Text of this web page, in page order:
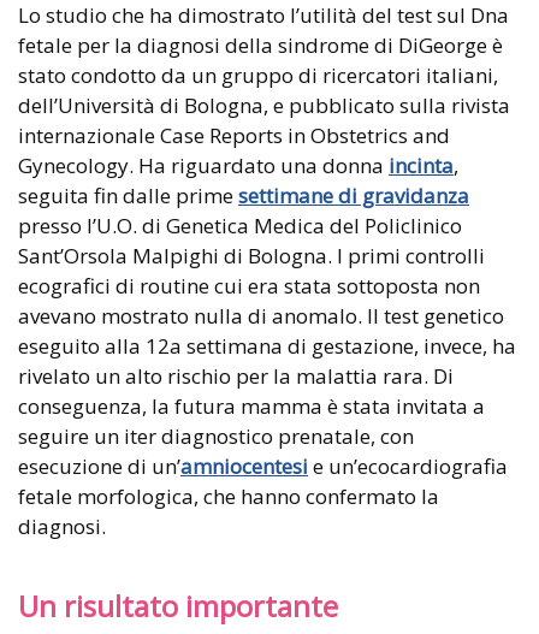
Lo studio che ha dimostrato l’utilità del test sul Dna
fetale per la diagnosi della sindrome di DiGeorge è
stato condotto da un gruppo di ricercatori italiani,
dell’Università di Bologna, e pubblicato sulla rivista
internazionale Case Reports in Obstetrics and
Gynecology. Ha riguardato una donna incinta,
seguita fin dalle primesettimane di gravidanza
presso l’U.O. di Genetica Medica del Policlinico
Sant’Orsola Malpighi di Bologna. I primi controlli
ecografici di routine cui era stata sottoposta non
avevano mostrato nulla di anomalo. Il test genetico
eseguito alla 12a settimana di gestazione, invece, ha
rivelato un alto rischio per la malattia rara. Di
conseguenza, la futura mamma è stata invitata a
seguire un iter diagnostico prenatale, con
esecuzione di un’amniocentesi e un’ecocardiografia
fetale morfologica, che hanno confermato la
diagnosi.
Un risultato importante